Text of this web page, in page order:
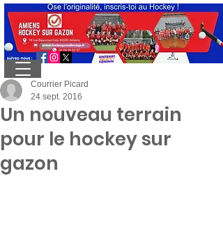
Un nouveau terrain
pour le hockey sur
gazon
Courrier Picard
24 sept. 2016